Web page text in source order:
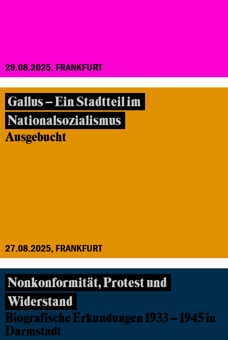
29.08.2025, FRANKFURT
Gallus – Ein Stadtteil im
Nationalsozialismus
Ausgebucht
27.08.2025, FRANKFURT
Nonkonformität, Protest und
Widerstand
Biografische Erkundungen 1933 – 1945 in
Darmstadt